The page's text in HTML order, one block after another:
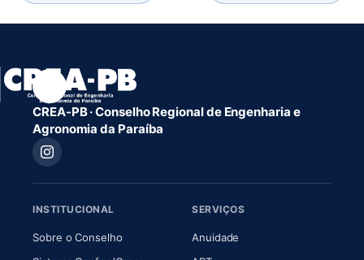
CREA-PB · Conselho Regional de Engenharia e
Agronomia da Paraíba
INSTITUCIONAL
Sobre o Conselho(abre em nova aba)
SERVIÇOS
Anuidade